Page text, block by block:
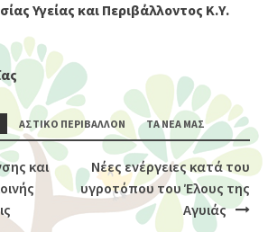
Υγείας και Περιβάλλοντος Κ.Υ.
ΑΣΤΙΚΌ ΠΕΡΙΒΆΛΛΟΝ ΤΑ ΝΈΑ ΜΑΣ
και
Νέες ενέργειες κατά του
υγροτόπου του Έλους της
Αγυιάς